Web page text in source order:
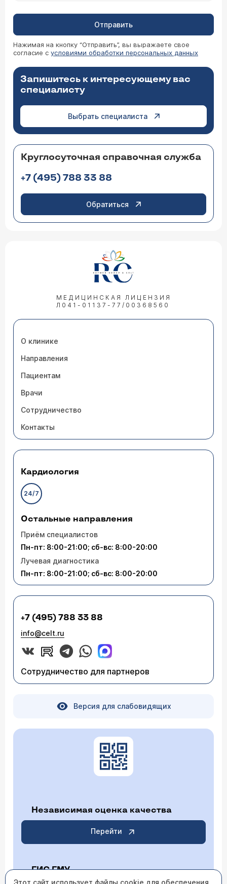
Отправить
Нажимая на кнопку “Отправить”, вы выражаете свое
согласие с условиями обработки персональных данных
Запишитесь к интересующему вас
специалисту
Выбрать специалиста
Круглосуточная справочная служба
+7 (495) 788 33 88
Обратиться
МЕДИЦИНСКАЯ ЛИЦЕНЗИЯ
Л041-01137-77/00368560
О клинике
Направления
Пациентам
Врачи
Сотрудничество
Контакты
Кардиология
24/7
Остальные направления
Приём специалистов
Пн-пт: 8:00-21:00; сб-вс: 8:00-20:00
Лучевая диагностика
Пн-пт: 8:00-21:00; сб-вс: 8:00-20:00
+7 (495) 788 33 88
info@celt.ru
Сотрудничество для партнеров
Версия для слабовидящих
Независимая оценка качества
Перейти
ГИС ГМУ
Этот сайт использует файлы cookie для обеспечения